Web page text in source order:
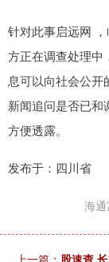
针对此事启远网
方正在调查处理中
息可以向社会公开
新闻追问是否已和
方便透露。
发布于：四川省
海通